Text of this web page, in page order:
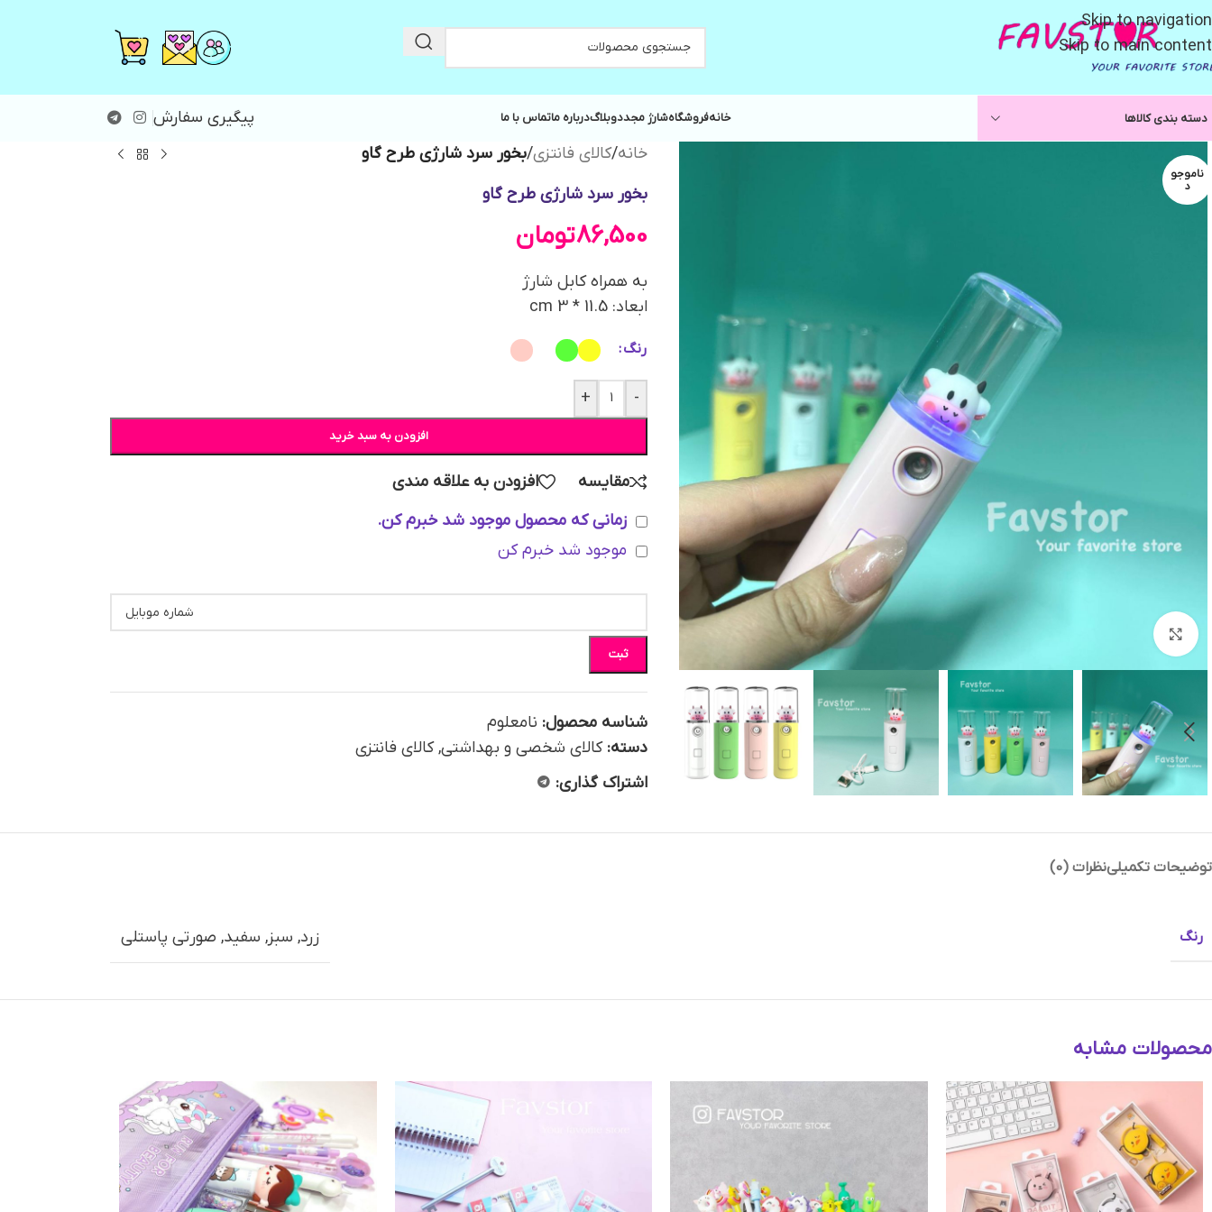
Skip to navigation
Skip to main content
دسته بندی کالاها خانهفروشگاهشارژ مجددوبلاگدرباره ماتماس با ما پیگیری سفارش
ناموجو
د
خانه/کالای فانتزی/بخور سرد شارژی طرح گاو
بخور سرد شارژی طرح گاو
86,500تومان
به همراه کابل شارژ
ابعاد: 11.5 * 3 cm
رنگ
-
+
افزودن به سبد خرید
مقایسه
افزودن به علاقه مندی
زمانی که محصول موجود شد خبرم کن.
موجود شد خبرم کن
ثبت
شناسه محصول: نامعلوم
دسته: کالای شخصی و بهداشتی, کالای فانتزی
اشتراک گذاری:
توضیحات تکمیلینظرات (0)
رنگ زرد, سبز, سفید, صورتی پاستلی
محصولات مشابه
Telegram